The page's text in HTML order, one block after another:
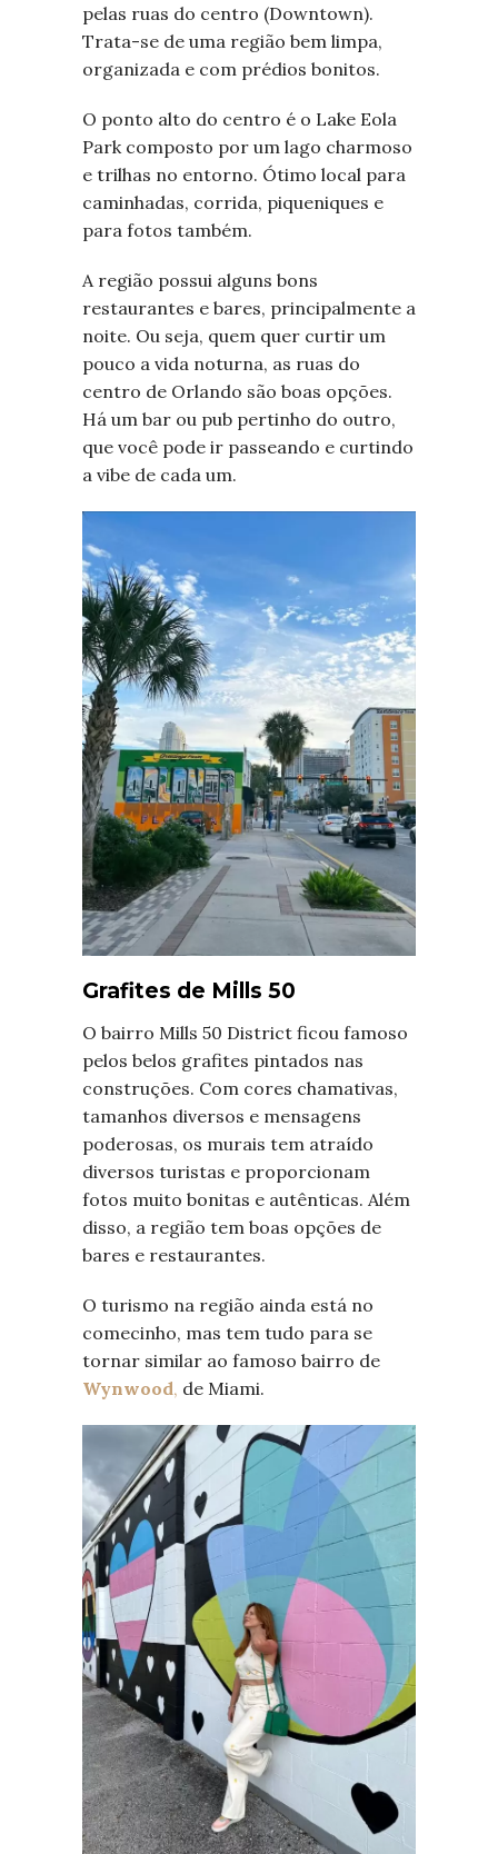
pelas ruas do centro (Downtown).
Trata-se de uma região bem limpa,
organizada e com prédios bonitos.
O ponto alto do centro é o Lake Eola
Park composto por um lago charmoso
e trilhas no entorno. Ótimo local para
caminhadas, corrida, piqueniques e
para fotos também.
A região possui alguns bons
restaurantes e bares, principalmente a
noite. Ou seja, quem quer curtir um
pouco a vida noturna, as ruas do
centro de Orlando são boas opções.
Há um bar ou pub pertinho do outro,
que você pode ir passeando e curtindo
a vibe de cada um.
Grafites de Mills 50
O bairro Mills 50 District ficou famoso
pelos belos grafites pintados nas
construções. Com cores chamativas,
tamanhos diversos e mensagens
poderosas, os murais tem atraído
diversos turistas e proporcionam
fotos muito bonitas e autênticas. Além
disso, a região tem boas opções de
bares e restaurantes.
O turismo na região ainda está no
comecinho, mas tem tudo para se
tornar similar ao famoso bairro de
Wynwood, de Miami.